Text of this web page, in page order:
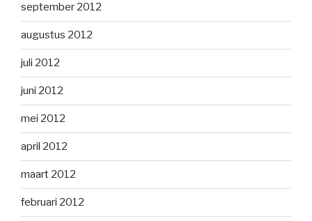
september 2012
augustus 2012
juli 2012
juni 2012
mei 2012
april 2012
maart 2012
februari 2012